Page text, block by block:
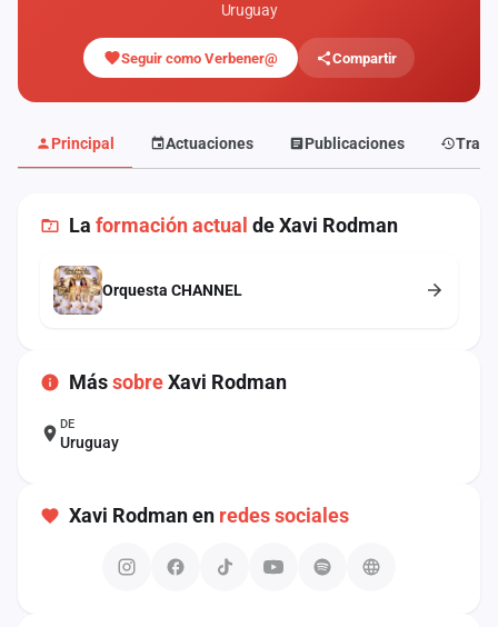
Uruguay
Seguir como Verbener@ Compartir
Principal Actuaciones Publicaciones
La formación actual de Xavi Rodman
Orquesta CHANNEL
MássobreXavi Rodman
DE
Uruguay
Xavi Rodman en redes sociales
Crear
Administración